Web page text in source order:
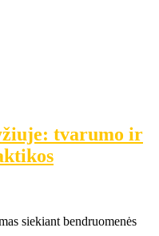
tvarumo ir
siekiant bendruomenės